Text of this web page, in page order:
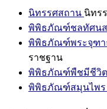
นิทรรศสถาน นิทร
พิพิธภัณฑ์ชลทัศน
พิพิธภัณฑ์พระจุฑา
ราชฐาน
พิพิธภัณฑ์พืชมีชีวิต
พิพิธภัณฑ์สมุนไพร